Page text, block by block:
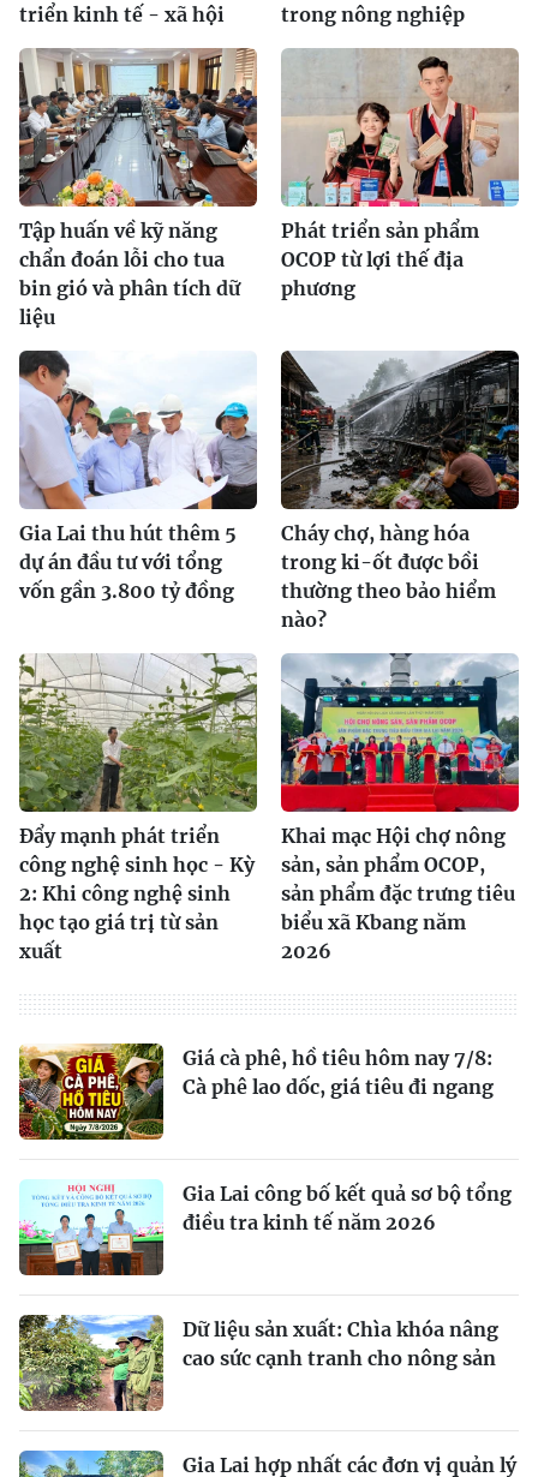
triển kinh tế - xã hội
trong nông nghiệp
Tập huấn về kỹ năng
chẩn đoán lỗi cho tua
bin gió và phân tích dữ
liệu
Phát triển sản phẩm
OCOP từ lợi thế địa
phương
Gia Lai thu hút thêm 5
dự án đầu tư với tổng
vốn gần 3.800 tỷ đồng
Cháy chợ, hàng hóa
trong ki-ốt được bồi
thường theo bảo hiểm
nào?
Đẩy mạnh phát triển
công nghệ sinh học - Kỳ
2: Khi công nghệ sinh
học tạo giá trị từ sản
xuất
Khai mạc Hội chợ nông
sản, sản phẩm OCOP,
sản phẩm đặc trưng tiêu
biểu xã Kbang năm
2026
Giá cà phê, hồ tiêu hôm nay 7/8:
Cà phê lao dốc, giá tiêu đi ngang
Gia Lai công bố kết quả sơ bộ tổng
điều tra kinh tế năm 2026
Dữ liệu sản xuất: Chìa khóa nâng
cao sức cạnh tranh cho nông sản
Gia Lai hợp nhất các đơn vị quản lý